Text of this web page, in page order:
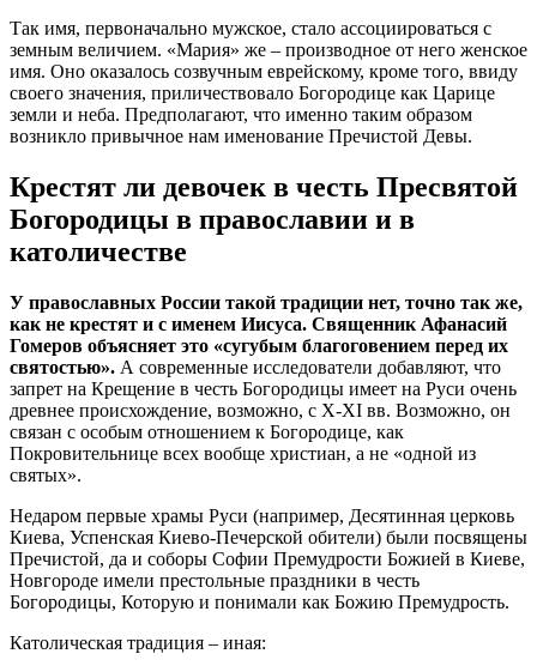
Так имя, первоначально мужское, стало ассоциироваться с
земным величием. «Мария» же – производное от него женское
имя. Оно оказалось созвучным еврейскому, кроме того, ввиду
своего значения, приличествовало Богородице как Царице
земли и неба. Предполагают, что именно таким образом
возникло привычное нам именование Пречистой Девы.
Крестят ли девочек в честь Пресвятой
Богородицы в православии и в
католичестве
У православных России такой традиции нет, точно так же,
как не крестят и с именем Иисуса. Священник Афанасий
Гомеров объясняет это «сугубым благоговением перед их
святостью». А современные исследователи добавляют, что
запрет на Крещение в честь Богородицы имеет на Руси очень
древнее происхождение, возможно, с X-XI вв. Возможно, он
связан с особым отношением к Богородице, как
Покровительнице всех вообще христиан, а не «одной из
святых».
Недаром первые храмы Руси (например, Десятинная церковь
Киева, Успенская Киево-Печерской обители) были посвящены
Пречистой, да и соборы Софии Премудрости Божией в Киеве,
Новгороде имели престольные праздники в честь
Богородицы, Которую и понимали как Божию Премудрость.
Католическая традиция – иная: